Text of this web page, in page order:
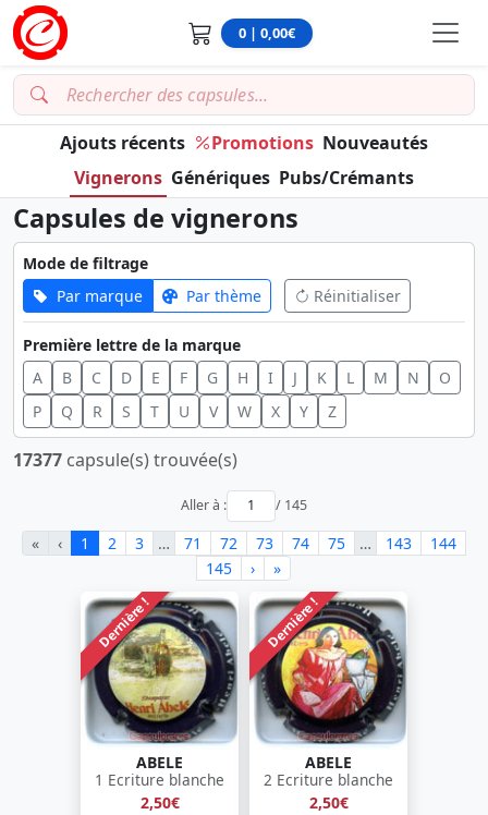
0 | 0,00€
Ajouts récents Promotions Nouveautés
Vignerons Génériques Pubs/Crémants
Capsules de vignerons
Mode de filtrage
Par marque
Par thème Réinitialiser
Première lettre de la marque
A
B C D E F G H I J K L M N
O
P
Q R S T U V W X Y Z
17377 capsule(s) trouvée(s)
Aller à : / 145
« ‹ 1 2 3 … 71 72 73 74 75 … 143
144
145
› »
Dernière !
ABELE
1 Ecriture blanche
2,50€
Dernière !
ABELE
2 Ecriture blanche
2,50€